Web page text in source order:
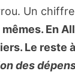
Un
En
Le reste
des